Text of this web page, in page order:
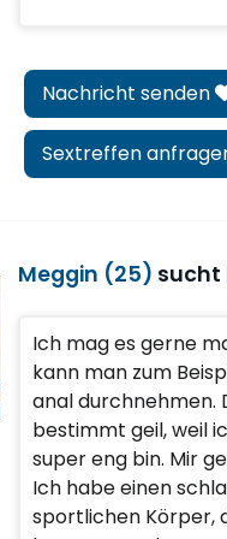
Nachricht senden
Sextreffen
Meggin (25) sucht
Ich mag es gerne
kann man zum
anal durchnehmen.
bestimmt geil, weil
super eng bin. Mir
Ich habe einen
sportlichen Körper,